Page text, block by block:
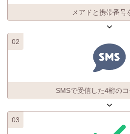
メアドと携帯番号
02
SMSで受信した4桁の
03